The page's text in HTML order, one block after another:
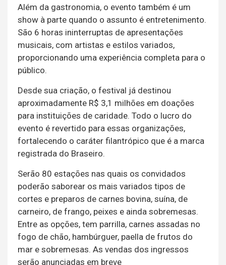
Além da gastronomia, o evento também é um
show à parte quando o assunto é entretenimento.
São 6 horas ininterruptas de apresentações
musicais, com artistas e estilos variados,
proporcionando uma experiência completa para o
público.
Desde sua criação, o festival já destinou
aproximadamente R$ 3,1 milhões em doações
para instituições de caridade. Todo o lucro do
evento é revertido para essas organizações,
fortalecendo o caráter filantrópico que é a marca
registrada do Braseiro.
Serão 80 estações nas quais os convidados
poderão saborear os mais variados tipos de
cortes e preparos de carnes bovina, suína, de
carneiro, de frango, peixes e ainda sobremesas.
Entre as opções, tem parrilla, carnes assadas no
fogo de chão, hambúrguer, paella de frutos do
mar e sobremesas. As vendas dos ingressos
serão anunciadas em breve